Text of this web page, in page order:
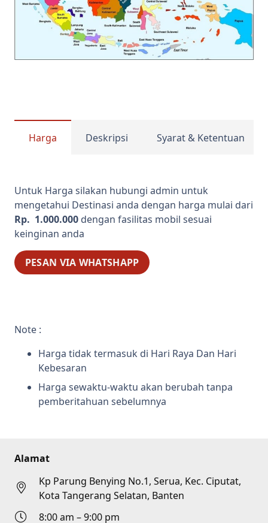
Harga Deskripsi Syarat & Ketentuan
Untuk Harga silakan hubungi admin untuk
mengetahui Destinasi anda dengan harga mulai dari
Rp. 1.000.000 dengan fasilitas mobil sesuai
keinginan anda
PESAN VIA WHATSHAPP
Note :
Harga tidak termasuk di Hari Raya Dan Hari
Kebesaran
Harga sewaktu-waktu akan berubah tanpa
pemberitahuan sebelumnya
Alamat
Kp Parung Benying No.1, Serua, Kec. Ciputat,
Kota Tangerang Selatan, Banten
8:00 am – 9:00 pm